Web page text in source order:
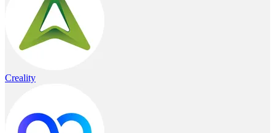
Creality